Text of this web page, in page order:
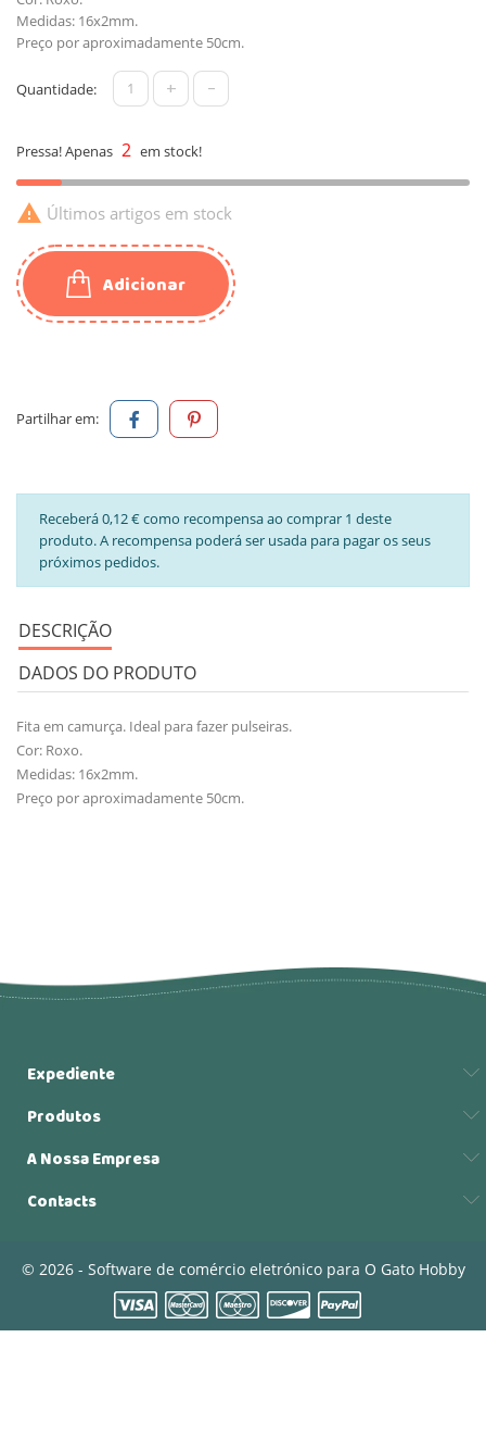
Medidas: 16x2mm.
Preço por aproximadamente 50cm.
Quantidade: + -
Pressa! Apenas 2 em stock!
 Últimos artigos em stock
Adicionar
Partilhar em:
Receberá 0,12 € como recompensa ao comprar 1 deste
produto. A recompensa poderá ser usada para pagar os seus
próximos pedidos.
DESCRIÇÃO
DADOS DO PRODUTO
Fita em camurça. Ideal para fazer pulseiras.
Cor: Roxo.
Medidas: 16x2mm.
Preço por aproximadamente 50cm.
Expediente
Produtos
A Nossa Empresa
Contacts
© 2026 - Software de comércio eletrónico para O Gato Hobby